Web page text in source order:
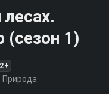
1)
Природа